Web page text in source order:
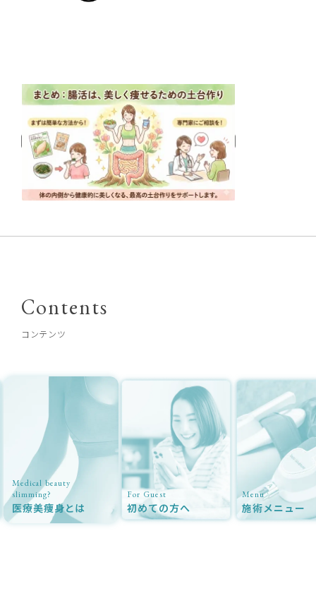
Contents
コンテンツ
Medical beauty
slimming?
医療美痩身とは
For Guest
初めての方へ
Menu
施術メニュー